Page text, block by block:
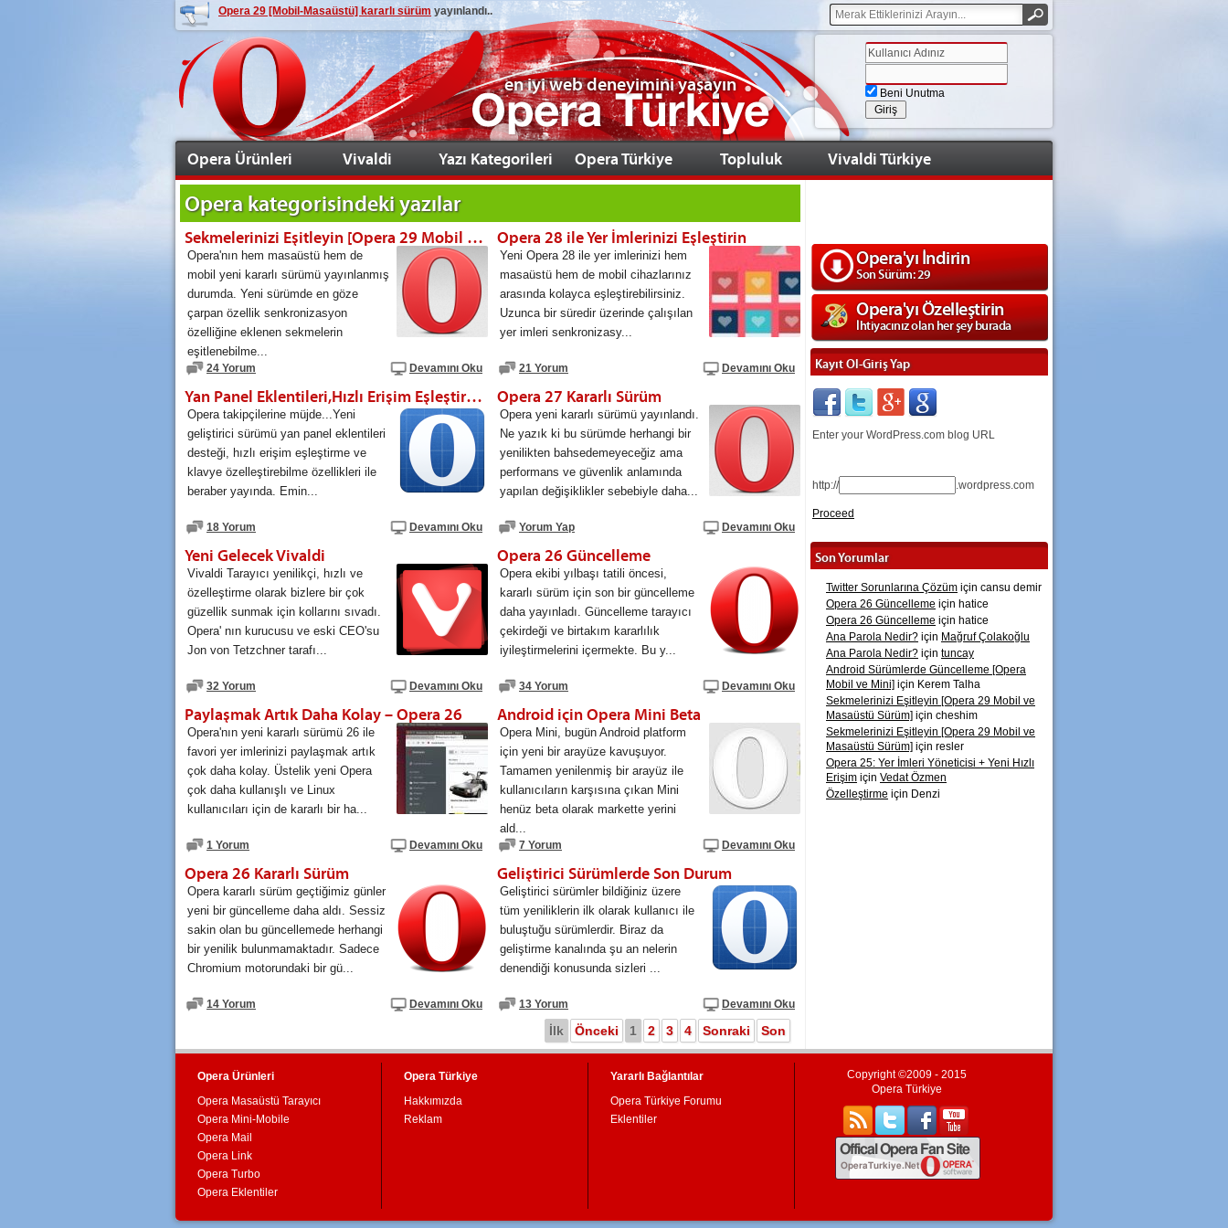
Opera 29 [Mobil-Masaüstü] kararlı sürümyayınlandı..
en iyi web deneyimini yaşayın Beni Unutma
Opera Ürünleri Vivaldi Yazı Kategorileri Opera Türkiye Topluluk Vivaldi Türkiye
Operakategorisindeki yazılar
Sekmelerinizi Eşitleyin [Opera 29 Mobil ve Masaüstü Sürüm]
Opera'nın hem masaüstü hem de
mobil yeni kararlı sürümü yayınlanmış
durumda. Yeni sürümde en göze
çarpan özellik senkronizasyon
özelliğine eklenen sekmelerin
eşitlenebilme...
24 Yorum Devamını Oku
Opera 28 ile Yer İmlerinizi Eşleştirin
Yeni Opera 28 ile yer imlerinizi hem
masaüstü hem de mobil cihazlarınız
arasında kolayca eşleştirebilirsiniz.
Uzunca bir süredir üzerinde çalışılan
yer imleri senkronizasy...
21 Yorum Devamını Oku
Yan Panel Eklentileri,Hızlı Erişim Eşleştirme, Klavye Özelleştirme: Opera 29
Opera takipçilerine müjde...Yeni
geliştirici sürümü yan panel eklentileri
desteği, hızlı erişim eşleştirme ve
klavye özelleştirebilme özellikleri ile
beraber yayında. Emin...
18 Yorum Devamını Oku
Opera 27 Kararlı Sürüm
Opera yeni kararlı sürümü yayınlandı.
Ne yazık ki bu sürümde herhangi bir
yenilikten bahsedemeyeceğiz ama
performans ve güvenlik anlamında
yapılan değişiklikler sebebiyle daha...
Yorum Yap Devamını Oku
Yeni Gelecek Vivaldi
Vivaldi Tarayıcı yenilikçi, hızlı ve
özelleştirme olarak bizlere bir çok
güzellik sunmak için kollarını sıvadı.
Opera' nın kurucusu ve eski CEO'su
Jon von Tetzchner tarafı...
32 Yorum Devamını Oku
Opera 26 Güncelleme
Opera ekibi yılbaşı tatili öncesi,
kararlı sürüm için son bir güncelleme
daha yayınladı. Güncelleme tarayıcı
çekirdeği ve birtakım kararlılık
iyileştirmelerini içermekte. Bu y...
34 Yorum Devamını Oku
Paylaşmak Artık Daha Kolay – Opera 26
Opera'nın yeni kararlı sürümü 26 ile
favori yer imlerinizi paylaşmak artık
çok daha kolay. Üstelik yeni Opera
çok daha kullanışlı ve Linux
kullanıcıları için de kararlı bir ha...
1 Yorum Devamını Oku
Android için Opera Mini Beta
Opera Mini, bugün Android platform
için yeni bir arayüze kavuşuyor.
Tamamen yenilenmiş bir arayüz ile
kullanıcıların karşısına çıkan Mini
henüz beta olarak markette yerini
ald...
7 Yorum Devamını Oku
Opera 26 Kararlı Sürüm
Opera kararlı sürüm geçtiğimiz günler
yeni bir güncelleme daha aldı. Sessiz
sakin olan bu güncellemede herhangi
bir yenilik bulunmamaktadır. Sadece
Chromium motorundaki bir gü...
14 Yorum Devamını Oku
Geliştirici Sürümlerde Son Durum
Geliştirici sürümler bildiğiniz üzere
tüm yeniliklerin ilk olarak kullanıcı ile
buluştuğu sürümlerdir. Biraz da
geliştirme kanalında şu an nelerin
denendiği konusunda sizleri ...
13 Yorum Devamını Oku
İlk Önceki 1 2 3 4 Sonraki Son
Opera'yı İndirin
Son Sürüm: 29
Opera'yı Özelleştirin
İhtiyacınız olan her şey burada
Kayıt Ol-Giriş Yap
Enter your WordPress.com blog URL
http:// .wordpress.com
Proceed
Son Yorumlar
Twitter Sorunlarına Çözüm için cansu demir
Opera 26 Güncelleme için hatice
Opera 26 Güncelleme için hatice
Ana Parola Nedir? için Mağruf Çolakoğlu
Ana Parola Nedir? için tuncay
Android Sürümlerde Güncelleme [Opera
Mobil ve Mini] için Kerem Talha
Sekmelerinizi Eşitleyin [Opera 29 Mobil ve
Masaüstü Sürüm] için cheshim
Sekmelerinizi Eşitleyin [Opera 29 Mobil ve
Masaüstü Sürüm] için resler
Opera 25: Yer İmleri Yöneticisi + Yeni Hızlı
Erişim için Vedat Özmen
Özelleştirme için Denzi
Opera Ürünleri
Opera Masaüstü Tarayıcı
Opera Mini-Mobile
Opera Mail
Opera Link
Opera Turbo
Opera Eklentiler
Opera Türkiye
Hakkımızda
Reklam
Yararlı Bağlantılar
Opera Türkiye Forumu
Eklentiler
Copyright ©2009 - 2015
Opera Türkiye